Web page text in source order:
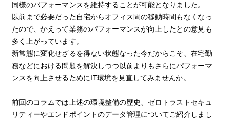
同様のパフォーマンスを維持することが可能となりました。
以前まで必要だった自宅からオフィス間の移動時間もなくなっ
たので、かえって業務のパフォーマンスが向上したとの意見も
多く上がっています。
新常態に変化せざるを得ない状態なった今だからこそ、在宅勤
務などにおける問題を解決しつつ以前よりもさらにパフォーマ
ンスを向上させるためにIT環境を見直してみませんか。
前回のコラムでは上述の環境整備の歴史、ゼロトラストセキュ
リティーやエンドポイントのデータ管理についてご紹介しまし